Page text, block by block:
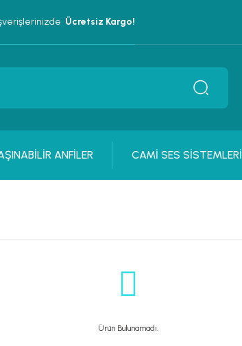
Ücretsiz Kargo!
ANFİLER CAMİ SES SİSTEMLERİ
Ürün Bulunamadı.